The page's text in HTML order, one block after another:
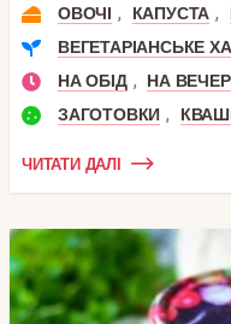
ОВОЧІ , КАПУСТА ,
ВЕГЕТАРІАНСЬКЕ
НА ОБІД ,
НА
ЗАГОТОВКИ ,
ЧИТАТИ ДАЛІ